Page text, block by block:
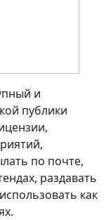
и
публики
по почте,
раздавать
как